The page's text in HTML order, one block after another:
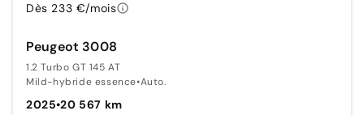
Peugeot 3008
1.2 Turbo GT 145 AT
Mild-hybride essence•Auto.
2025•20 567 km
Dès 233 €/mois